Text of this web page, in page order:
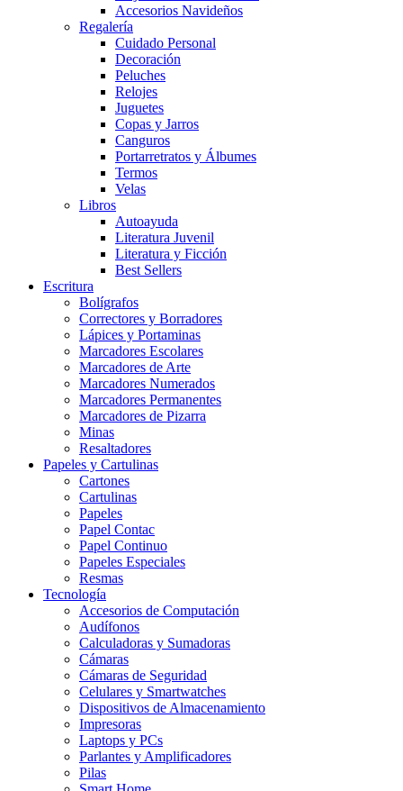
Accesorios Navideños
Regalería
Cuidado Personal
Decoración
Peluches
Relojes
Juguetes
Copas y Jarros
Canguros
Portarretratos y Álbumes
Termos
Velas
Libros
Autoayuda
Literatura Juvenil
Literatura y Ficción
Best Sellers
Escritura
Bolígrafos
Correctores y Borradores
Lápices y Portaminas
Marcadores Escolares
Marcadores de Arte
Marcadores Numerados
Marcadores Permanentes
Marcadores de Pizarra
Minas
Resaltadores
Papeles y Cartulinas
Cartones
Cartulinas
Papeles
Papel Contac
Papel Continuo
Papeles Especiales
Resmas
Tecnología
Accesorios de Computación
Audífonos
Calculadoras y Sumadoras
Cámaras
Cámaras de Seguridad
Celulares y Smartwatches
Dispositivos de Almacenamiento
Impresoras
Laptops y PCs
Parlantes y Amplificadores
Pilas